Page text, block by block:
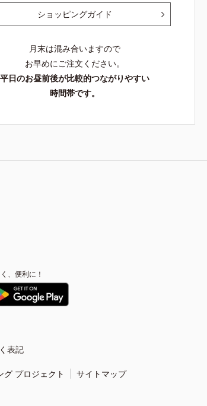
ショッピングガイド
月末は混み合いますので
お早めにご注文ください。
平日のお昼前後が比較的つながりやすい
時間帯です。
、便利に！
表記
グ プロジェクト サイトマップ